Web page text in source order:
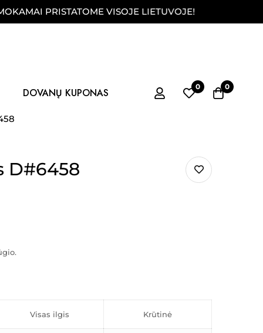
PRISTATOME VISOJE LIETUVOJE!
DOVANŲ KUPONAS 0 0
D#6458
Visas ilgis Krūtinė